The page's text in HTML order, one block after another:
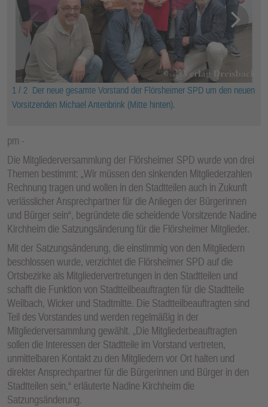
1 / 2 Der neue gesamte Vorstand der Flörsheimer SPD um den neuen
Vorsitzenden Michael Antenbrink (Mitte hinten).
pm
Die Mitgliederversammlung der Flörsheimer SPD wurde von drei
Themen bestimmt: „Wir müssen den sinkenden Mitgliederzahlen
Rechnung tragen und wollen in den Stadtteilen auch in Zukunft
verlässlicher Ansprechpartner für die Anliegen der Bürgerinnen
und Bürger sein“, begründete die scheidende Vorsitzende Nadine
Kirchheim die Satzungsänderung für die Flörsheimer Mitglieder.
Mit der Satzungsänderung, die einstimmig von den Mitgliedern
beschlossen wurde, verzichtet die Flörsheimer SPD auf die
Ortsbezirke als Mitgliedervertretungen in den Stadtteilen und
schafft die Funktion von Stadtteilbeauftragten für die Stadtteile
Weilbach, Wicker und Stadtmitte. Die Stadtteilbeauftragten sind
Teil des Vorstandes und werden regelmäßig in der
Mitgliederversammlung gewählt. „Die Mitgliederbeauftragten
sollen die Interessen der Stadtteile im Vorstand vertreten,
unmittelbaren Kontakt zu den Mitgliedern vor Ort halten und
direkter Ansprechpartner für die Bürgerinnen und Bürger in den
Stadtteilen sein,“ erläuterte Nadine Kirchheim die
Satzungsänderung.